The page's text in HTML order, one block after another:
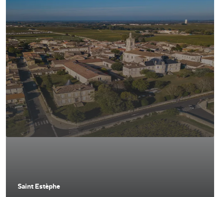
Saint Estèphe